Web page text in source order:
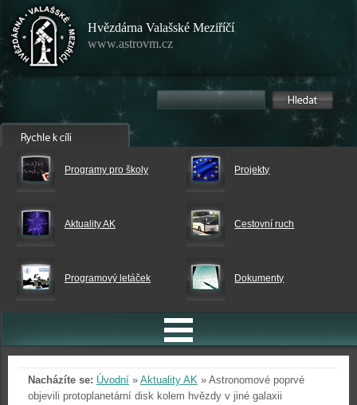
Hvězdárna Valašské Meziříčí
www.astrovm.cz
Programy pro školy Projekty
Aktuality AK Cestovní ruch
Programový letáček Dokumenty
Nacházíte se: Úvodní » Aktuality AK » Astronomové poprvé
objevili protoplanetární disk kolem hvězdy v jiné galaxii